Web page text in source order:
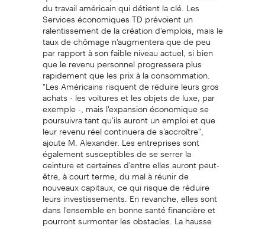
du travail américain qui détient la clé. Les
Services économiques TD prévoient un
ralentissement de la création d'emplois, mais le
taux de chômage n'augmentera que de peu
par rapport à son faible niveau actuel, si bien
que le revenu personnel progressera plus
rapidement que les prix à la consommation.
"Les Américains risquent de réduire leurs gros
achats - les voitures et les objets de luxe, par
exemple -, mais l'expansion économique se
poursuivra tant qu'ils auront un emploi et que
leur revenu réel continuera de s'accroître",
ajoute M. Alexander. Les entreprises sont
également susceptibles de se serrer la
ceinture et certaines d'entre elles auront peut-
être, à court terme, du mal à réunir de
nouveaux capitaux, ce qui risque de réduire
leurs investissements. En revanche, elles sont
dans l'ensemble en bonne santé financière et
pourront surmonter les obstacles. La hausse